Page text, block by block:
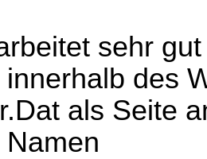
sehr
des
als Seite